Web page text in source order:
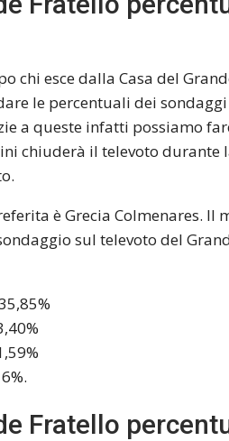
chi esce dalla Casa del
le percentuali dei
a queste infatti possiamo
chiuderà il televoto durante
è Grecia Colmenares. Il
sul televoto del
Fratello